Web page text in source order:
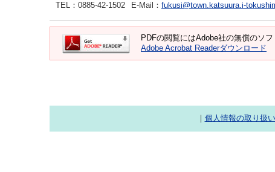
TEL ：0885-42-1502 E-Mail ： fukusi@town.katsuura.i-
PDFの閲覧にはAdobe社の無償のソ
Adobe Acrobat Readerダウンロード
｜ 個人情報の取り扱い